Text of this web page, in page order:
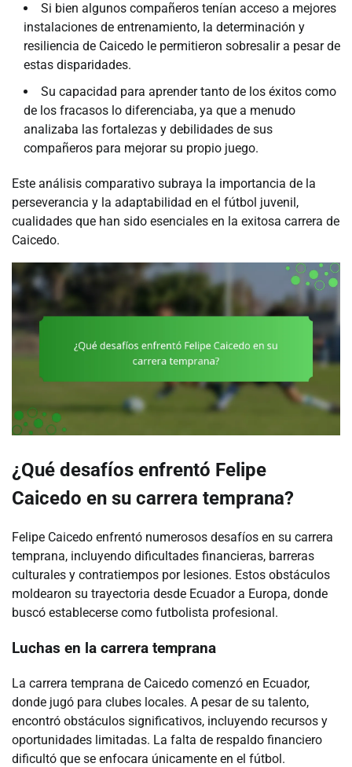
Si bien algunos compañeros tenían acceso a mejores
instalaciones de entrenamiento, la determinación y
resiliencia de Caicedo le permitieron sobresalir a pesar de
estas disparidades.
Su capacidad para aprender tanto de los éxitos como
de los fracasos lo diferenciaba, ya que a menudo
analizaba las fortalezas y debilidades de sus
compañeros para mejorar su propio juego.
Este análisis comparativo subraya la importancia de la
perseverancia y la adaptabilidad en el fútbol juvenil,
cualidades que han sido esenciales en la exitosa carrera de
Caicedo.
¿Qué desafíos enfrentó Felipe
Caicedo en su carrera temprana?
Felipe Caicedo enfrentó numerosos desafíos en su carrera
temprana, incluyendo dificultades financieras, barreras
culturales y contratiempos por lesiones. Estos obstáculos
moldearon su trayectoria desde Ecuador a Europa, donde
buscó establecerse como futbolista profesional.
Luchas en la carrera temprana
La carrera temprana de Caicedo comenzó en Ecuador,
donde jugó para clubes locales. A pesar de su talento,
encontró obstáculos significativos, incluyendo recursos y
oportunidades limitadas. La falta de respaldo financiero
dificultó que se enfocara únicamente en el fútbol.